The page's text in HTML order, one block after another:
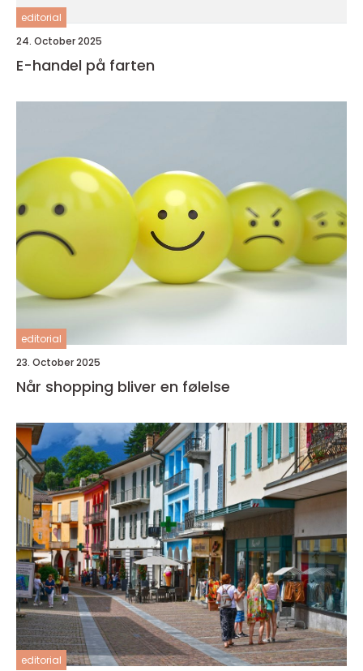
editorial
24. October 2025
E-handel på farten
editorial
23. October 2025
Når shopping bliver en følelse
editorial